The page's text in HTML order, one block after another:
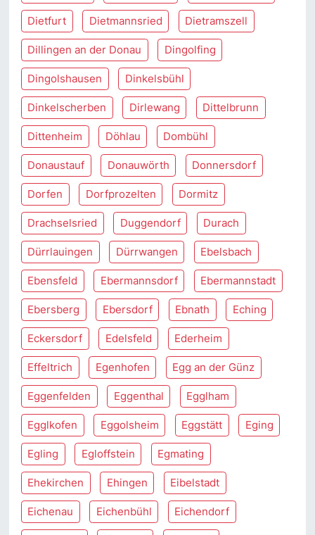
Dietfurt Dietmannsried Dietramszell
Dillingen an der Donau Dingolfing
Dingolshausen Dinkelsbühl
Dinkelscherben Dirlewang Dittelbrunn
Dittenheim Döhlau Dombühl
Donaustauf Donauwörth Donnersdorf
Dorfen Dorfprozelten Dormitz
Drachselsried Duggendorf Durach
Dürrlauingen Dürrwangen Ebelsbach
Ebensfeld Ebermannsdorf Ebermannstadt
Ebersberg Ebersdorf Ebnath Eching
Eckersdorf Edelsfeld Ederheim
Effeltrich Egenhofen Egg an der Günz
Eggenfelden Eggenthal Egglham
Egglkofen Eggolsheim Eggstätt Eging
Egling Egloffstein Egmating
Ehekirchen Ehingen Eibelstadt
Eichenau Eichenbühl Eichendorf